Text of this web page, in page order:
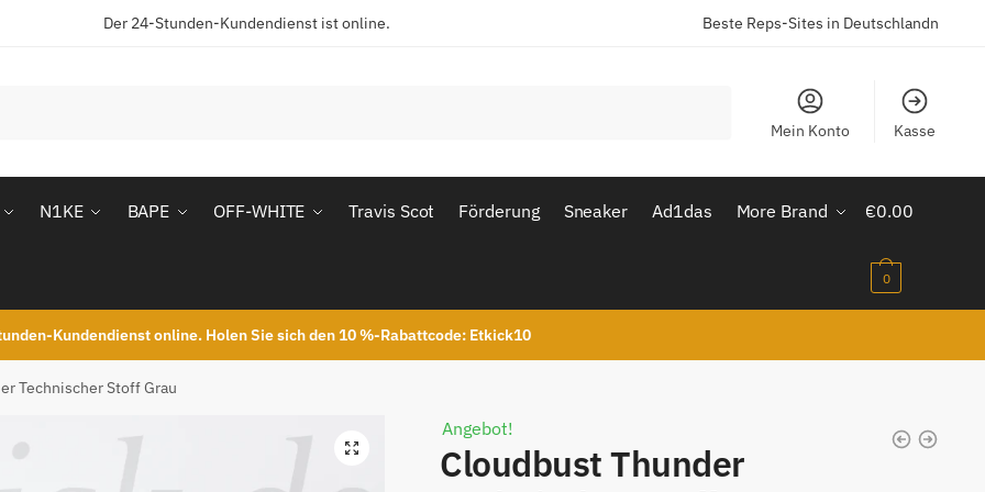
Der 24-Stunden-Kundendienst ist online. Beste Reps-Sites in Deutschlandn
Mein Konto Kasse
N1KE BAPE OFF-WHITE Travis Scot Förderung Sneaker Ad1das More Brand €0.00
0
Kundendienst online. Holen Sie sich den 10 %-Rabattcode: Etkick10
Technischer Stoff Grau
Angebot!
Cloudbust Thunder